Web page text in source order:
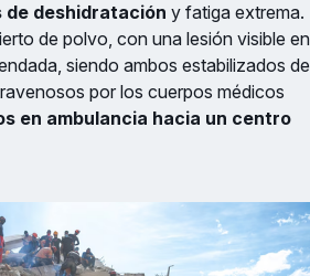
de deshidratación y fatiga extrema.
de polvo, con una lesión visible en
siendo ambos estabilizados de
por los cuerpos médicos
en ambulancia hacia un centro